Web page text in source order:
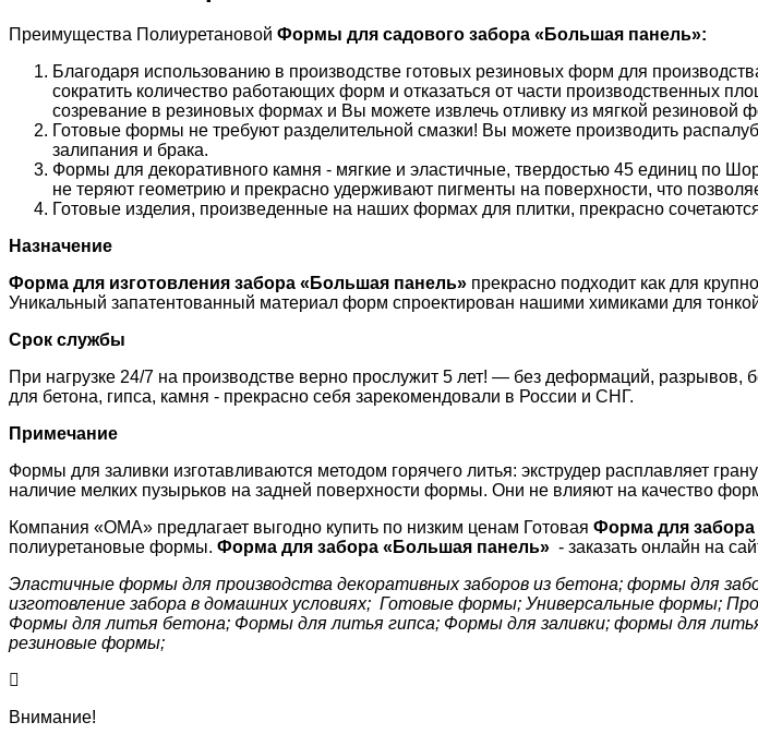
Преимущества Полиуретановой Формы для садового забора « Большая панель»:
Благодаря использованию в производстве готовых резиновых форм для
сократить количество работающих форм и отказаться от части производственных
созревание в резиновых формах и Вы можете извлечь отливку из мягкой резиновой
Готовые формы не требуют разделительной смазки! Вы можете производить
залипания и брака.
Формы для декоративного камня - мягкие и эластичные, твердостью 45 единиц по
не теряют геометрию и прекрасно удерживают пигменты на поверхности, что
Готовые изделия, произведенные на наших формах для плитки, прекрасно
Назначение
Форма для изготовления забора « Большая панель» прекрасно подходит как для
Уникальный запатентованный материал форм спроектирован нашими химиками для
Срок службы
При нагрузке 24/7 на производстве верно прослужит 5 лет! — без деформаций,
для бетона, гипса, камня - прекрасно себя зарекомендовали в России и СНГ.
Примечание
Формы для заливки изготавливаются методом горячего литья: экструдер расплавляет
наличие мелких пузырьков на задней поверхности формы. Они не влияют на качество
Компания «ОМА» предлагает выгодно купить по низким ценам Готовая Форма для забора
полиуретановые формы. Форма для забора « Большая панель» - заказать онлайн на
Эластичные формы для производства декоративных заборов из бетона; формы для
изготовление забора в домашних условиях; Готовые формы; Универсальные формы;
Формы для литья бетона; Формы для литья гипса; Формы для заливки; формы для
резиновые формы;
Внимание!